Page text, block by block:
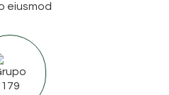
eiusmod